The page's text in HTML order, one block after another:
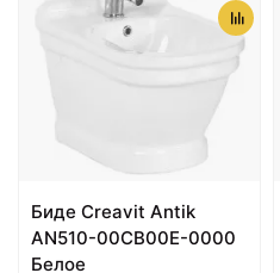
Биде Creavit Antik
AN510-00CB00E-0000
Белое